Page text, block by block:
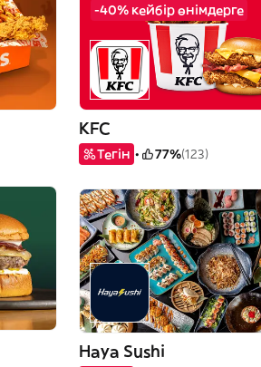
-40% кейбір өнімдерге
KFC
Тегін 77%(123)
Haya Sushi